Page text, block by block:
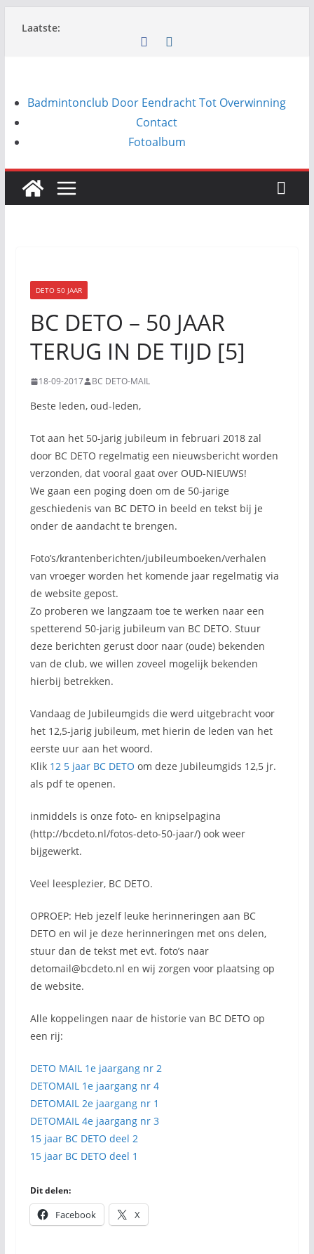
naar
Laatste:
Badmintonclub Door Eendracht Tot Overwinning
Contact
Fotoalbum
DETO 50 JAAR
BC DETO – 50 JAAR
TERUG IN DE TIJD [5]
18-09-2017 BC DETO-MAIL
Beste leden, oud-leden,
Tot aan het 50-jarig jubileum in februari 2018 zal
door BC DETO regelmatig een nieuwsbericht worden
verzonden, dat vooral gaat over OUD-NIEUWS!
We gaan een poging doen om de 50-jarige
geschiedenis van BC DETO in beeld en tekst bij je
onder de aandacht te brengen.
Foto’s/krantenberichten/jubileumboeken/verhalen
van vroeger worden het komende jaar regelmatig via
de website gepost.
Zo proberen we langzaam toe te werken naar een
spetterend 50-jarig jubileum van BC DETO. Stuur
deze berichten gerust door naar (oude) bekenden
van de club, we willen zoveel mogelijk bekenden
hierbij betrekken.
Vandaag de Jubileumgids die werd uitgebracht voor
het 12,5-jarig jubileum, met hierin de leden van het
eerste uur aan het woord.
Klik 12 5 jaar BC DETO om deze Jubileumgids 12,5 jr.
als pdf te openen.
inmiddels is onze foto- en knipselpagina
(http://bcdeto.nl/fotos-deto-50-jaar/) ook weer
bijgewerkt.
Veel leesplezier, BC DETO.
OPROEP: Heb jezelf leuke herinneringen aan BC
DETO en wil je deze herinneringen met ons delen,
stuur dan de tekst met evt. foto’s naar
detomail@bcdeto.nl en wij zorgen voor plaatsing op
de website.
Alle koppelingen naar de historie van BC DETO op
een rij:
DETO MAIL 1e jaargang nr 2
DETOMAIL 1e jaargang nr 4
DETOMAIL 2e jaargang nr 1
DETOMAIL 4e jaargang nr 3
15 jaar BC DETO deel 2
15 jaar BC DETO deel 1
Dit delen:
Facebook X